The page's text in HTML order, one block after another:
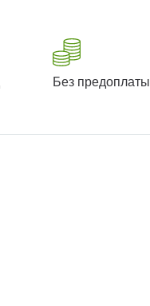
Без предоплаты